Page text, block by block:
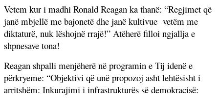
Vetem kur i madhi Ronald Reagan ka thanë: “Regjimet që
janë mbjellë me bajonetë dhe janë kultivue vetëm me
diktaturë, nuk lëshojnë rrajë!” Atëherë filloi ngjallja e
shpnesave tona!
Reagan shpalli menjëherë në programin e Tij idenë e
përkryeme: “Objektivi që unë propozoj asht lehtësisht i
arritshëm: Inkurajimi i infrastrukturës së demokracisë: